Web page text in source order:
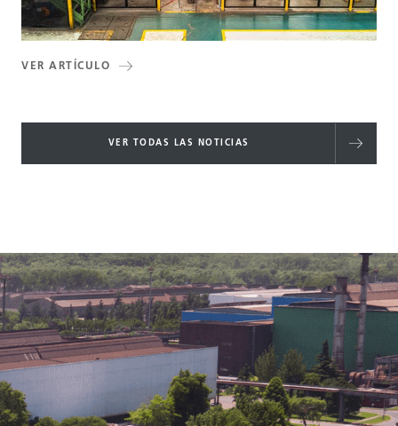
VER ARTÍCULO
VER TODAS LAS NOTICIAS